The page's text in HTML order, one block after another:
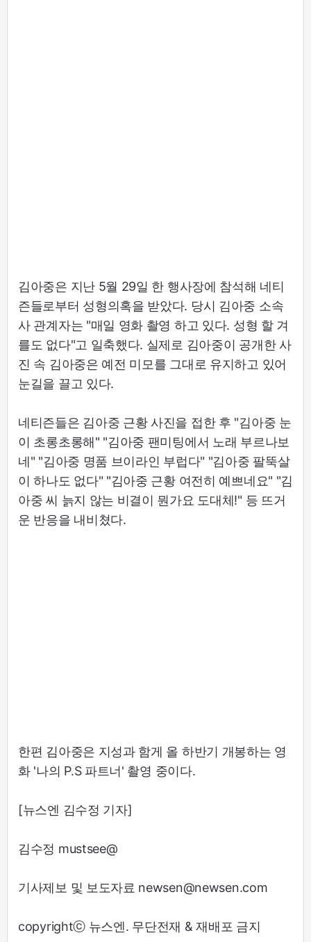
김아중은 지난 5월 29일 한 행사장에 참석해 네티
즌들로부터 성형의혹을 받았다. 당시 김아중 소속
사 관계자는 "매일 영화 촬영 하고 있다. 성형 할 겨
를도 없다"고 일축했다. 실제로 김아중이 공개한 사
진 속 김아중은 예전 미모를 그대로 유지하고 있어
눈길을 끌고 있다.
네티즌들은 김아중 근황 사진을 접한 후 "김아중 눈
이 초롱초롱해" "김아중 팬미팅에서 노래 부르나보
네" "김아중 명품 브이라인 부럽다" "김아중 팔뚝살
이 하나도 없다" "김아중 근황 여전히 예쁘네요" "김
아중 씨 늙지 않는 비결이 뭔가요 도대체!" 등 뜨거
운 반응을 내비쳤다.
한편 김아중은 지성과 함게 올 하반기 개봉하는 영
화 '나의 P.S 파트너' 촬영 중이다.
[뉴스엔 김수정 기자]
김수정 mustsee@
기사제보 및 보도자료 newsen@newsen.com
copyrightⓒ 뉴스엔. 무단전재 & 재배포 금지